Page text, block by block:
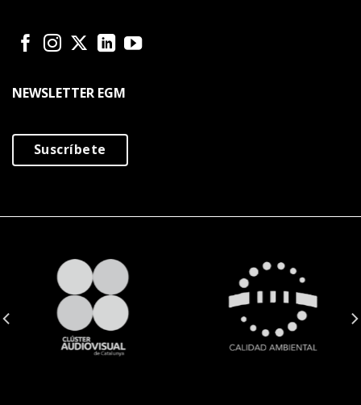
NEWSLETTER EGM
Suscríbete